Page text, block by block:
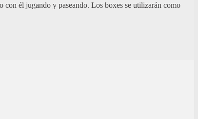
con él jugando y paseando. Los boxes se utilizarán como